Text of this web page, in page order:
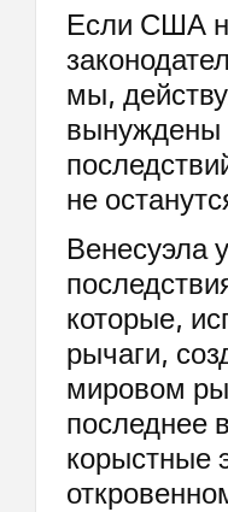
Если США
мы,
вынуждены
не
Венесуэла
которые,
рычаги,
мировом
последнее
корыстные